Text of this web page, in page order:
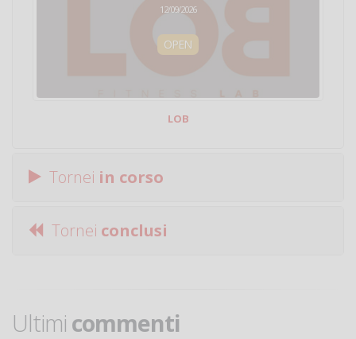
12/09/2026
OPEN
LOB
Tornei in corso
Tornei conclusi
Ultimi commenti